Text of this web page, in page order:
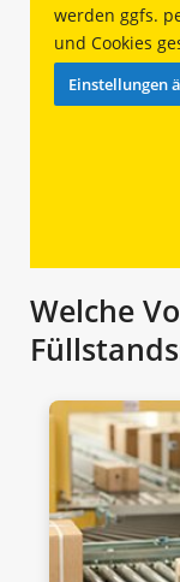
werden ggfs.
und Cookies
Einstellungen
Welche